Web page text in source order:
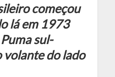
começou
lá em 1973
sul-
do lado